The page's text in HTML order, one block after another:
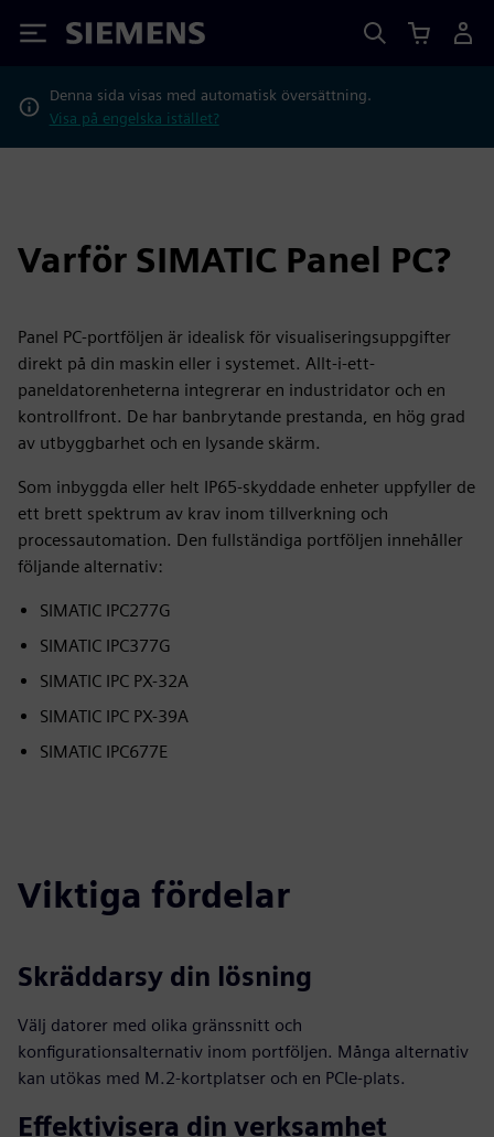
Siemens
Denna sida visas med automatisk översättning.
Visa på engelska istället?
Varför SIMATIC Panel PC?
Panel PC-portföljen är idealisk för visualiseringsuppgifter
direkt på din maskin eller i systemet. Allt-i-ett-
paneldatorenheterna integrerar en industridator och en
kontrollfront. De har banbrytande prestanda, en hög grad
av utbyggbarhet och en lysande skärm.
Som inbyggda eller helt IP65-skyddade enheter uppfyller de
ett brett spektrum av krav inom tillverkning och
processautomation. Den fullständiga portföljen innehåller
följande alternativ:
SIMATIC IPC277G
SIMATIC IPC377G
SIMATIC IPC PX-32A
SIMATIC IPC PX-39A
SIMATIC IPC677E
Viktiga fördelar
Skräddarsy din lösning
Välj datorer med olika gränssnitt och
konfigurationsalternativ inom portföljen. Många alternativ
kan utökas med M.2-kortplatser och en PCIe-plats.
Effektivisera din verksamhet